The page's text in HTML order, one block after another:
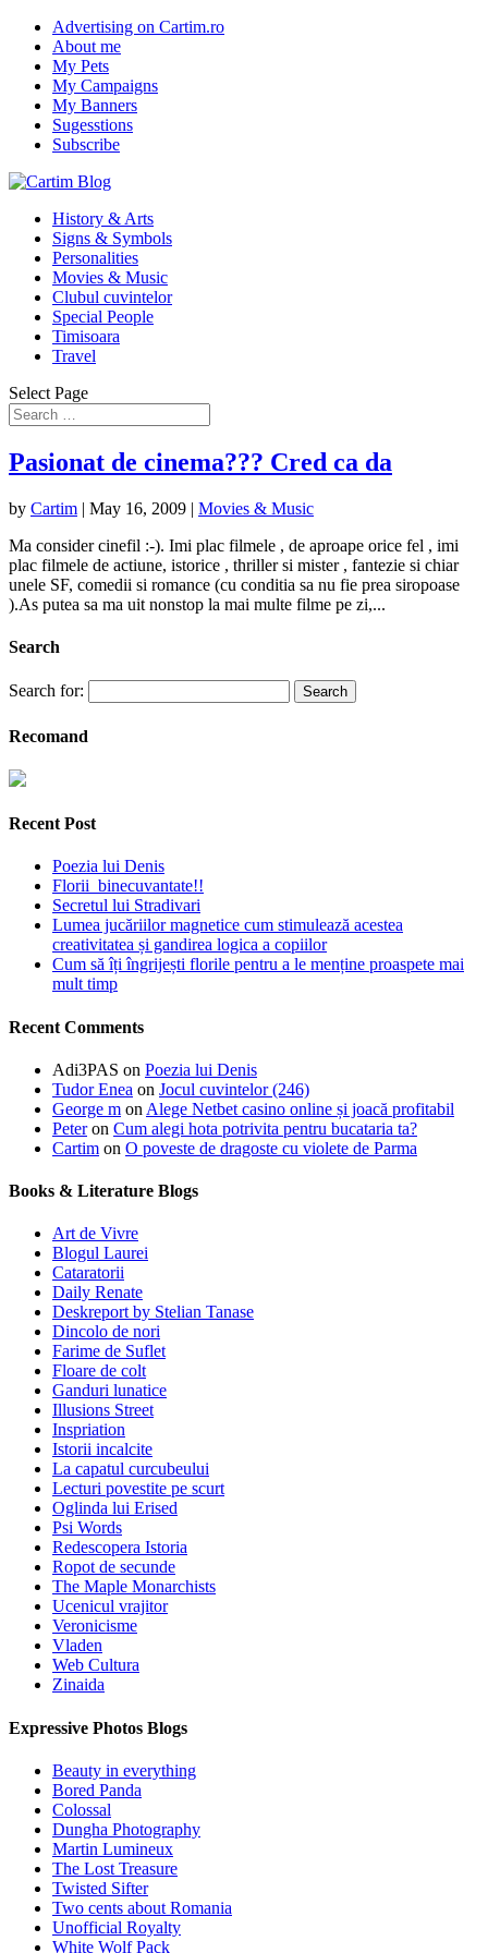
Advertising on Cartim.ro
About me
My Pets
My Campaigns
My Banners
Sugesstions
Subscribe
History & Arts
Signs & Symbols
Personalities
Movies & Music
Clubul cuvintelor
Special People
Timisoara
Travel
Select Page
Pasionat de cinema??? Cred ca da
by Cartim | May 16, 2009 | Movies & Music
Ma consider cinefil :-). Imi plac filmele , de aproape orice fel , imi
plac filmele de actiune, istorice , thriller si mister , fantezie si chiar
unele SF, comedii si romance (cu conditia sa nu fie prea siropoase
).As putea sa ma uit nonstop la mai multe filme pe zi,...
Search
Search for:
Recomand
Recent Post
Poezia lui Denis
Florii binecuvantate!!
Secretul lui Stradivari
Lumea jucăriilor magnetice cum stimulează acestea
creativitatea și gandirea logica a copiilor
Cum să îți îngrijești florile pentru a le menține proaspete mai
mult timp
Recent Comments
Adi3PAS on Poezia lui Denis
Tudor Enea on Jocul cuvintelor (246)
George m on Alege Netbet casino online și joacă profitabil
Peteron Cum alegi hota potrivita pentru bucataria ta?
Cartim on O poveste de dragoste cu violete de Parma
Books & Literature Blogs
Art de Vivre
Blogul Laurei
Cataratorii
Daily Renate
Deskreport by Stelian Tanase
Dincolo de nori
Farime de Suflet
Floare de colt
Ganduri lunatice
Illusions Street
Inspriation
Istorii incalcite
La capatul curcubeului
Lecturi povestite pe scurt
Oglinda lui Erised
Psi Words
Redescopera Istoria
Ropot de secunde
The Maple Monarchists
Ucenicul vrajitor
Veronicisme
Vladen
Web Cultura
Zinaida
Expressive Photos Blogs
Beauty in everything
Bored Panda
Colossal
Dungha Photography
Martin Lumineux
The Lost Treasure
Twisted Sifter
Two cents about Romania
Unofficial Royalty
White Wolf Pack